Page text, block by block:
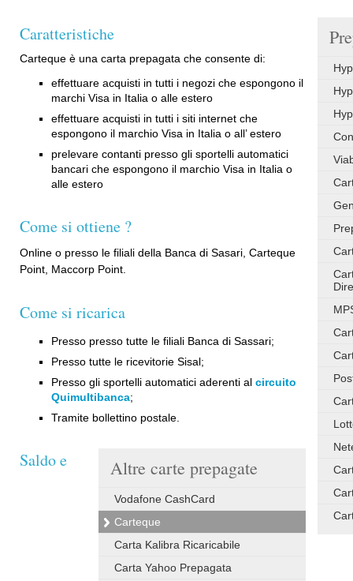
Caratteristiche
Carteque è una carta prepagata che consente di:
effettuare acquisti in tutti i negozi che espongono il
marchi Visa in Italia o alle estero
effettuare acquisti in tutti i siti internet che
espongono il marchio Visa in Italia o all’ estero
prelevare contanti presso gli sportelli automatici
bancari che espongono il marchio Visa in Italia o
alle estero
Come si ottiene ?
Online o presso le filiali della Banca di Sasari, Carteque
Point, Maccorp Point.
Come si ricarica
Presso presso tutte le filiali Banca di Sassari;
Presso tutte le ricevitorie Sisal;
Presso gli sportelli automatici aderenti al circuito
Quimultibanca;
Tramite bollettino postale.
Altre carte prepagate
Vodafone CashCard
Carteque
Carta Kalibra Ricaricabile
Carta Yahoo Prepagata
Saldo e